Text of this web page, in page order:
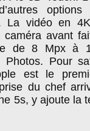
options
La vidéo en
avant
de 8 Mpx à
Pour
est le
du chef
5s, y ajoute la